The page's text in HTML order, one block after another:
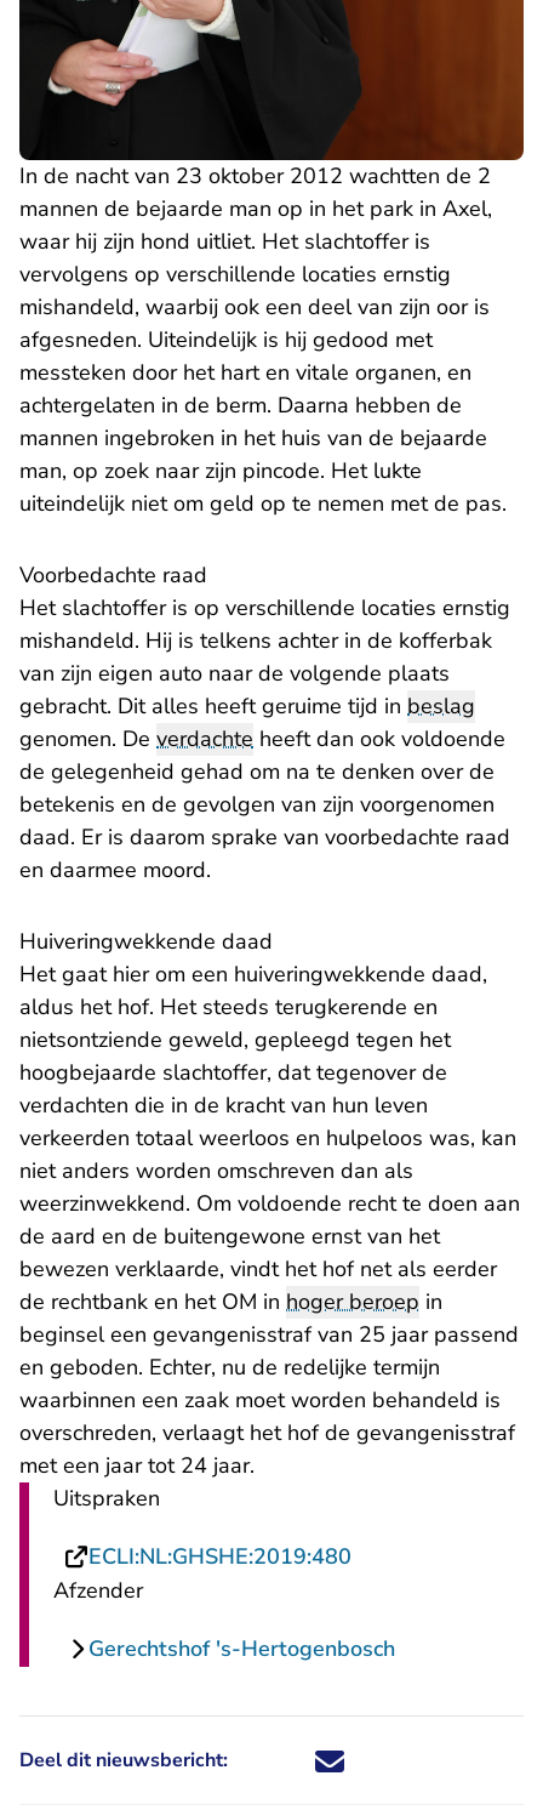
In de nacht van 23 oktober 2012 wachtten de 2
mannen de bejaarde man op in het park in Axel,
waar hij zijn hond uitliet. Het slachtoffer is
vervolgens op verschillende locaties ernstig
mishandeld, waarbij ook een deel van zijn oor is
afgesneden. Uiteindelijk is hij gedood met
messteken door het hart en vitale organen, en
achtergelaten in de berm. Daarna hebben de
mannen ingebroken in het huis van de bejaarde
man, op zoek naar zijn pincode. Het lukte
uiteindelijk niet om geld op te nemen met de pas.
Voorbedachte raad
Het slachtoffer is op verschillende locaties ernstig
mishandeld. Hij is telkens achter in de kofferbak
van zijn eigen auto naar de volgende plaats
gebracht. Dit alles heeft geruime tijd in beslag
genomen. De verdachte heeft dan ook voldoende
de gelegenheid gehad om na te denken over de
betekenis en de gevolgen van zijn voorgenomen
daad. Er is daarom sprake van voorbedachte raad
en daarmee moord.
Huiveringwekkende daad
Het gaat hier om een huiveringwekkende daad,
aldus het hof. Het steeds terugkerende en
nietsontziende geweld, gepleegd tegen het
hoogbejaarde slachtoffer, dat tegenover de
verdachten die in de kracht van hun leven
verkeerden totaal weerloos en hulpeloos was, kan
niet anders worden omschreven dan als
weerzinwekkend. Om voldoende recht te doen aan
de aard en de buitengewone ernst van het
bewezen verklaarde, vindt het hof net als eerder
de rechtbank- U verlaat Rechtspraak.nl
en het OM in hoger beroep in
beginsel een gevangenisstraf van 25 jaar passend
en geboden. Echter, nu de redelijke termijn
waarbinnen een zaak moet worden behandeld is
overschreden, verlaagt het hof de gevangenisstraf
met een jaar tot 24 jaar.
Uitspraken
ECLI:NL:GHSHE:2019:480
Afzender
Gerechtshof 's-Hertogenbosch
Deel dit nieuwsbericht: Deel dit nieuwsbericht via X -
Deel dit nieuwsbericht via
Deel dit nieuwsbericht
Deel dit